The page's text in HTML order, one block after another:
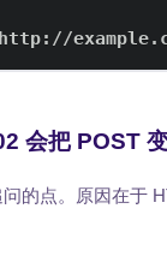
会把 POST
的点。原因在于